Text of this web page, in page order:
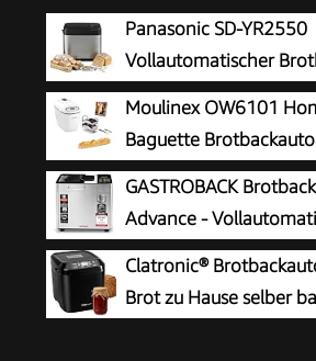
Panasonic SD-YR2550
Vollautomatischer
horizontales Design,
Nussverteiler und Hefespender,
Programme, zwei
Stunden-Zeitvorwahl, Silber
Moulinex OW6101
Baguette
1,5 kg
Brot|antihaftbeschichtete
inkl.Baguettebleche
GASTROBACK
Advance -
Brotbackmaschine +
inkl. Joghurtmaschine, Timer-
Zutatenfach, Sichtfenster,
Clatronic®
Brot zu Hause selber